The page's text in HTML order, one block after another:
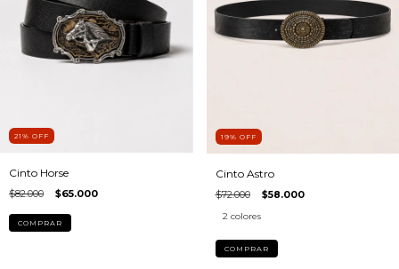
21 % OFF
Cinto Horse
$82.000 $65.000
COMPRAR
19% OFF
Cinto Astro
$72.000 $58.000
2 colores
COMPRAR